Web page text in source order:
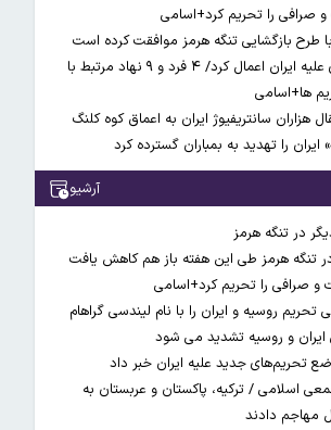
با طرح بازگشایی تنگه هرمز موافقت کرده است
آمریکا تحریم‌های جدیدی علیه ایران اعمال کرد/ ۴ فرد و ۹ نهاد مرتبط با
ها+اسامی
هزاران سانتریفیوژ ایران به اعماق کوه کلنگ
ایران را تهدید به بمباران گسترده کرد
آرشیو
در تنگه هرمز
تنگه هرمز طی این هفته باز هم کاهش یافت
تحریم روسیه و ایران را با نام لیندسی گراهام
ایران و روسیه تشدید می شود
تحریم‌های جدید علیه ایران خبر داد
اسلامی / ترکیه، پاکستان و عربستان به
مهاجم دادند